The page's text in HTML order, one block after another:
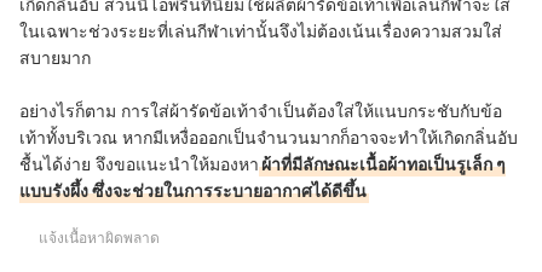
เกิดกลิ่นอับ ส่วนนีโอพรีนที่นิยมใช้ผลิตผ้ารัดข้อเท้าเพื่อเล่นกีฬาจะใส่
ในเฉพาะช่วงระยะที่เล่นกีฬาเท่านั้นจึงไม่ต้องเน้นเรื่องความสวมใส่
สบายมาก
อย่างไรก็ตาม การใส่ผ้ารัดข้อเท้าจำเป็นต้องใส่ให้แนบกระชับกับข้อ
เท้าทั้งบริเวณ หากมีเหงื่อออกเป็นจำนวนมากก็อาจจะทำให้เกิดกลิ่นอับ
ชื้นได้ง่าย จึงขอแนะนำให้มองหาผ้าที่มีลักษณะเนื้อผ้าทอเป็นรูเล็ก ๆ
แบบรังผึ้ง ซึ่งจะช่วยในการระบายอากาศได้ดีขึ้น
แจ้งเนื้อหาผิดพลาด